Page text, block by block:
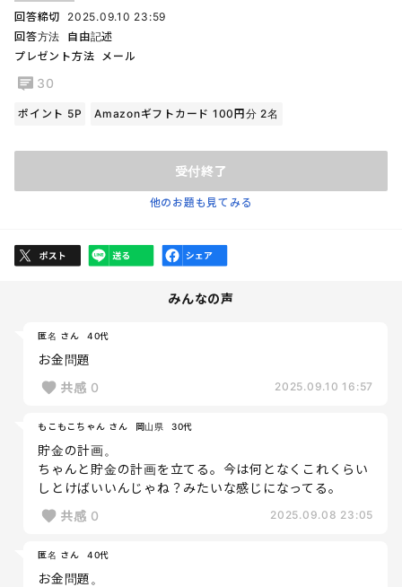
回答締切
2025.09.10 23:59
回答方法
自由記述
プレゼント方法
メール
30
ポイント 5P Amazonギフトカード 100円分 2名
受付終了
他のお題も見てみる
みんなの声
匿名 さん 40代
お金問題
共感 0 2025.09.10 16:57
もこもこちゃん さん 岡山県 30代
貯金の計画。
ちゃんと貯金の計画を立てる。今は何となくこれくらい
しとけばいいんじゃね？みたいな感じになってる。
共感 0 2025.09.08 23:05
匿名 さん 40代
お金問題。